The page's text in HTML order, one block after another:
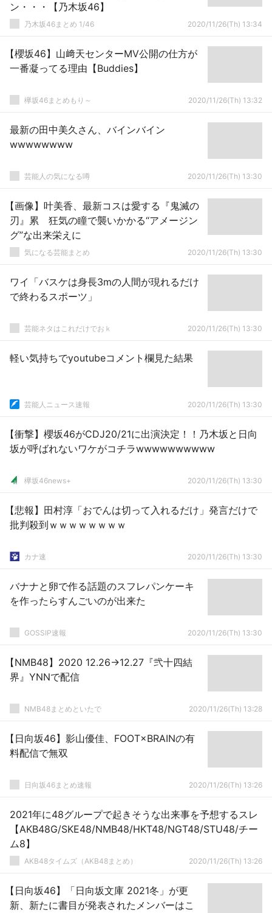
ン・・・【乃木坂46】
乃木坂46まとめ 1/46 2020/11/26(Th) 13:34
【櫻坂46】山﨑天センターMV公開の仕方が
一番凝ってる理由【Buddies】
欅坂46まとめもり～ 2020/11/26(Th) 13:32
最新の田中美久さん、バインバイン
wwwwwwww
芸能人の気になる噂 2020/11/26(Th) 13:30
【画像】叶美香、最新コスは愛する『鬼滅の
刃』累 狂気の瞳で襲いかかる“アメージン
グ”な出来栄えに
気になる芸能まとめ 2020/11/26(Th) 13:30
ワイ「バスケは身長3mの人間が現れるだけ
で終わるスポーツ」
芸能ネタはこれだけでおｋ 2020/11/26(Th) 13:30
軽い気持ちでyoutubeコメント欄見た結果
芸能人ニュース速報 2020/11/26(Th) 13:30
【衝撃】櫻坂46がCDJ20/21に出演決定！！乃木坂と日向
坂が呼ばれないワケがコチラwwwwwwwwww
欅坂46news+ 2020/11/26(Th) 13:30
【悲報】田村淳「おでんは切って入れるだけ」発言だけで
批判殺到ｗｗｗｗｗｗｗｗ
カナ速 2020/11/26(Th) 13:30
バナナと卵で作る話題のスフレパンケーキ
を作ったらすんごいのが出来た
GOSSIP速報 2020/11/26(Th) 13:30
【NMB48】2020 12.26→12.27『弐十四結
界』YNNで配信
NMB48まとめといたで 2020/11/26(Th) 13:28
【日向坂46】影山優佳、FOOT×BRAINの有
料配信で無双
日向坂46まとめ速報 2020/11/26(Th) 13:26
2021年に48グループで起きそうな出来事を予想するスレ
【AKB48G/SKE48/NMB48/HKT48/NGT48/STU48/チー
ム8】
AKB48タイムズ（AKB48まとめ） 2020/11/26(Th) 13:26
【日向坂46】「日向坂文庫 2021冬」が更
新、新たに書目が発表されたメンバーはこ